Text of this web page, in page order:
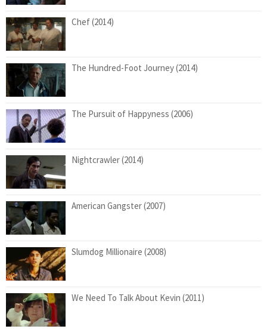
Chef (2014)
The Hundred-Foot Journey (2014)
The Pursuit of Happyness (2006)
Nightcrawler (2014)
American Gangster (2007)
Slumdog Millionaire (2008)
We Need To Talk About Kevin (2011)